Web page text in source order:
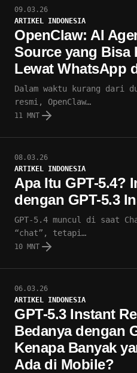
09.03.26
ARTIKEL INDONESIA
OpenClaw: AI
Source yang Bisa
Lewat WhatsApp
Dalam waktu kurang
resmi, OpenClaw…
11 MNT
08.03.26
ARTIKEL INDONESIA
Apa Itu GPT-5.4?
dengan GPT-5.3
GPT-5.4 muncul di saat
“chat”, tetapi…
10 MNT
06.03.26
ARTIKEL INDONESIA
GPT-5.3 Instant
Bedanya dengan
Kenapa Banyak
Ada di Mobile?